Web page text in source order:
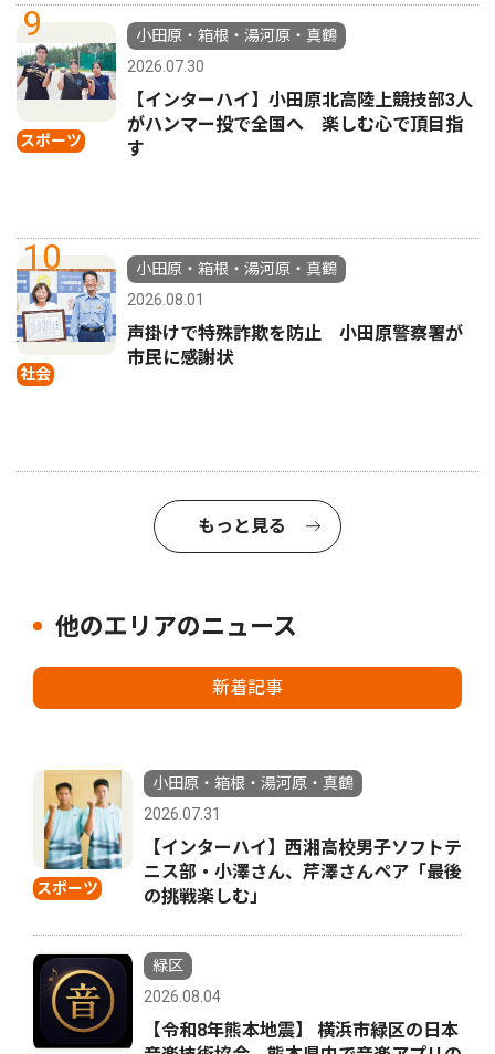
9
スポーツ
小田原・箱根・湯河原・真鶴
2026.07.30
【インターハイ】小田原北高陸上競技部3人
がハンマー投で全国へ 楽しむ心で頂目指
す
10
社会
小田原・箱根・湯河原・真鶴
2026.08.01
声掛けで特殊詐欺を防止 小田原警察署が
市民に感謝状
もっと見る
他のエリアのニュース
新着記事
スポーツ
小田原・箱根・湯河原・真鶴
2026.07.31
【インターハイ】西湘高校男子ソフトテ
ニス部・小澤さん、芹澤さんペア「最後
の挑戦楽しむ」
緑区
2026.08.04
【令和8年熊本地震】 横浜市緑区の日本